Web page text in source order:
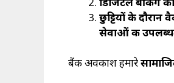
छुट्टियों के दौरान
सेवाओं की
बैंक अवकाश हमारे